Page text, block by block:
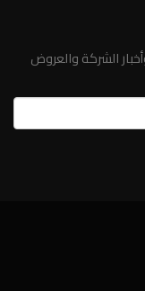
الشركة والعروض